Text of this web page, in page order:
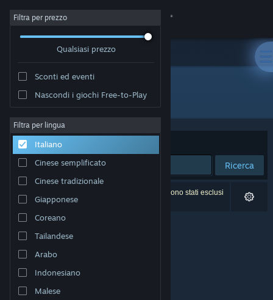
Accedi
Informazioni
Assistenza
Cambia la lingua
Ottieni l'app mobile di Steam
Visualizza il sito web per desktop
Filtra per prezzo
Qualsiasi prezzo
Sconti ed eventi
Nascondi i giochi Free-to-Play
Filtra per lingua
Italiano
Cinese semplificato
Cinese tradizionale
Giapponese
Coreano
Tailandese
Arabo
Indonesiano
Malese
Sviluppatore: 电子冰块Cybertech
Ordina per Rilevanza
Ricerca
0 risultati corrispondono alla tua ricerca. 6 titoli sono stati esclusi
in base alle tue preferenze.